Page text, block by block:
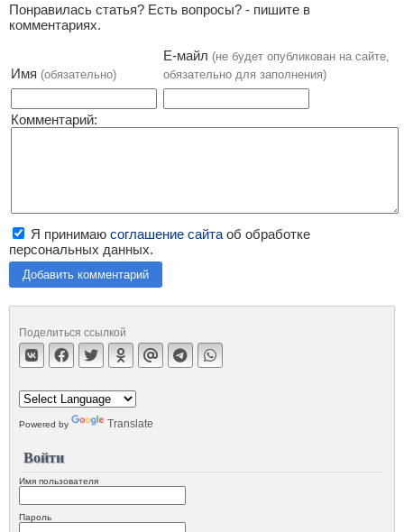
Понравилась статья? Есть вопросы? - пишите в
комментариях.
Имя (обязательно)
Е-майл (не будет опубликован на сайте,
обязательно для заполнения)
Комментарий:
Я принимаю соглашение сайта об обработке
персональных данных.
Добавить комментарий
Поделиться ссылкой
Powered by Translate
Войти
Имя пользователя
Пароль